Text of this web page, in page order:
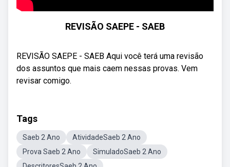
REVISÃO SAEPE - SAEB
REVISÃO SAEPE - SAEB Aqui você terá uma revisão
dos assuntos que mais caem nessas provas. Vem
revisar comigo.
Tags
Saeb 2 Ano
AtividadeSaeb 2 Ano
Prova Saeb 2 Ano
SimuladoSaeb 2 Ano